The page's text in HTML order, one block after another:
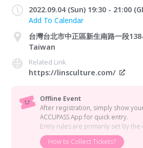
2022.09.04 (Sun) 19:30 - 21:00
Add To Calendar
台灣台北市中正區新生南路一段
Taiwan
Related Link
https://linsculture.com/
Offline Event
After registration, simply show
ACCUPASS App for quick entry.
Entry rules are primarily set by the
How to Collect Tickets?